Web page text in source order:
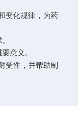
变化规律，为药
意义。
受性，并帮助制